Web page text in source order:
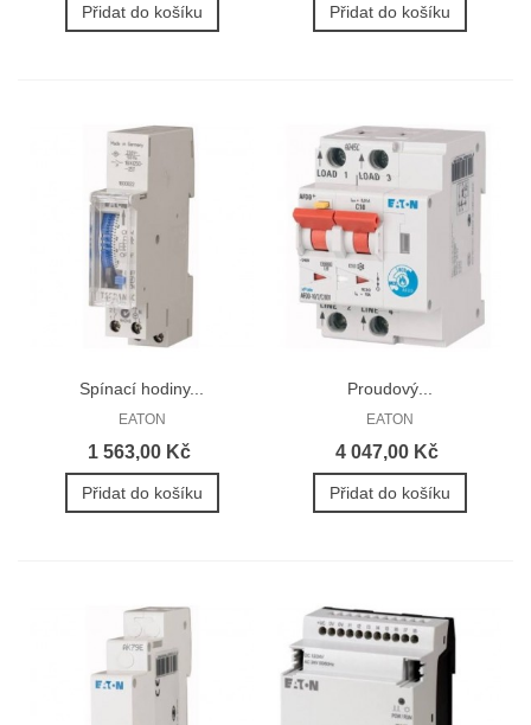
Přidat do košíku Přidat do košíku
Spínací hodiny...
EATON
1 563,00 Kč
Přidat do košíku
Proudový...
EATON
4 047,00 Kč
Přidat do košíku